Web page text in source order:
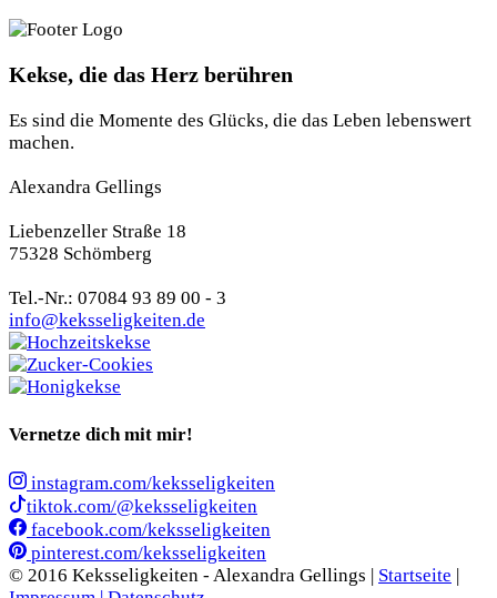
Kekse, die das Herz berühren
Es sind die Momente des Glücks, die das Leben lebenswert
machen.
Alexandra Gellings
Liebenzeller Straße 18
75328 Schömberg
Tel.-Nr.: 07084 93 89 00 - 3
info@keksseligkeiten.de
Vernetze dich mit mir!
instagram.com/keksseligkeiten
tiktok.com/@keksseligkeiten
facebook.com/keksseligkeiten
pinterest.com/keksseligkeiten
© 2016 Keksseligkeiten - Alexandra Gellings | Startseite |